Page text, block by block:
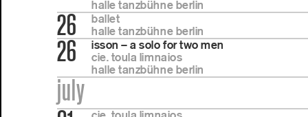
halle tanzbühne berlin
26
ballet
halle tanzbühne berlin
26
isson – a solo for two men
cie. toula limnaios
halle tanzbühne berlin
july